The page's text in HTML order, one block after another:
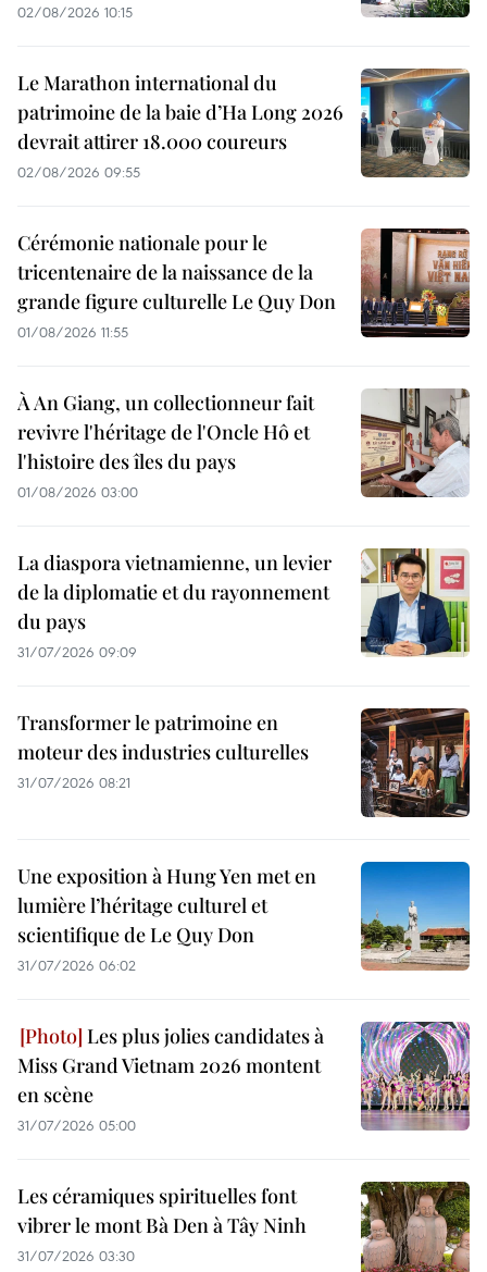
02/08/2026 10:15
Le Marathon international du
patrimoine de la baie d’Ha Long 2026
devrait attirer 18.000 coureurs
02/08/2026 09:55
Cérémonie nationale pour le
tricentenaire de la naissance de la
grande figure culturelle Le Quy Don
01/08/2026 11:55
À An Giang, un collectionneur fait
revivre l'héritage de l'Oncle Hô et
l'histoire des îles du pays
01/08/2026 03:00
La diaspora vietnamienne, un levier
de la diplomatie et du rayonnement
du pays
31/07/2026 09:09
Transformer le patrimoine en
moteur des industries culturelles
31/07/2026 08:21
Une exposition à Hung Yen met en
lumière l’héritage culturel et
scientifique de Le Quy Don
31/07/2026 06:02
Les plus jolies candidates à
Miss Grand Vietnam 2026 montent
en scène
31/07/2026 05:00
Les céramiques spirituelles font
vibrer le mont Bà Den à Tây Ninh
31/07/2026 03:30